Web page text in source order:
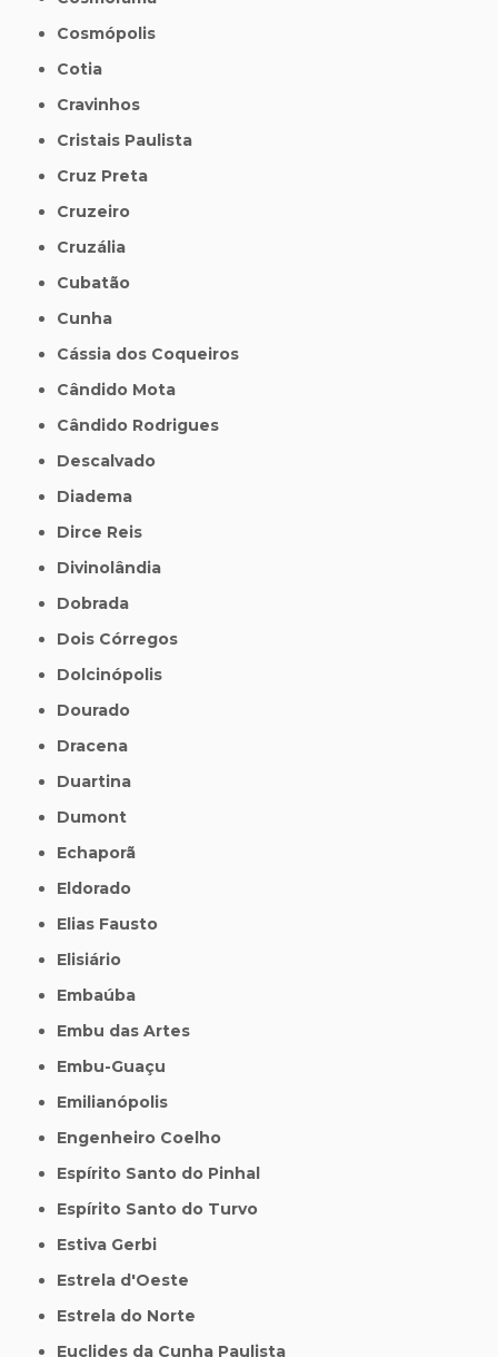
Cosmópolis
Cotia
Cravinhos
Cristais Paulista
Cruz Preta
Cruzeiro
Cruzália
Cubatão
Cunha
Cássia dos Coqueiros
Cândido Mota
Cândido Rodrigues
Descalvado
Diadema
Dirce Reis
Divinolândia
Dobrada
Dois Córregos
Dolcinópolis
Dourado
Dracena
Duartina
Dumont
Echaporã
Eldorado
Elias Fausto
Elisiário
Embaúba
Embu das Artes
Embu-Guaçu
Emilianópolis
Engenheiro Coelho
Espírito Santo do Pinhal
Espírito Santo do Turvo
Estiva Gerbi
Estrela d'Oeste
Estrela do Norte
Euclides da Cunha Paulista